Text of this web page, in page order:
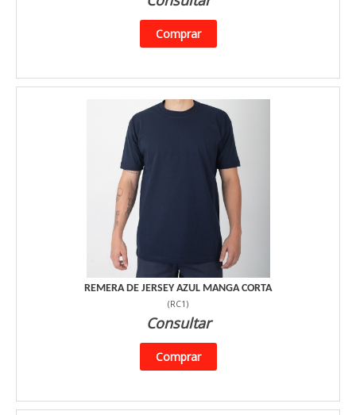
Comprar
REMERA DE JERSEY AZUL MANGA CORTA
(RC1 )
Consultar
Comprar